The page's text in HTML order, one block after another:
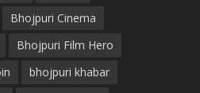
Bhojpuri Cinema
Bhojpuri Film Hero
bhojpuri khabar